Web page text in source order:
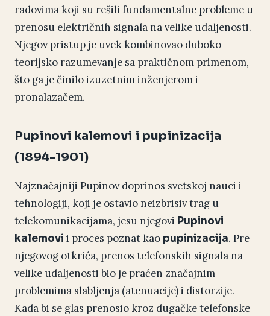
radovima koji su rešili fundamentalne probleme u
prenosu električnih signala na velike udaljenosti.
Njegov pristup je uvek kombinovao duboko
teorijsko razumevanje sa praktičnom primenom,
što ga je činilo izuzetnim inženjerom i
pronalazačem.
Pupinovi kalemovi i pupinizacija
(1894-1901)
Najznačajniji Pupinov doprinos svetskoj nauci i
tehnologiji, koji je ostavio neizbrisiv trag u
telekomunikacijama, jesu njegovi Pupinovi
kalemovi i proces poznat kao pupinizacija. Pre
njegovog otkrića, prenos telefonskih signala na
velike udaljenosti bio je praćen značajnim
problemima slabljenja (atenuacije) i distorzije.
Kada bi se glas prenosio kroz dugačke telefonske